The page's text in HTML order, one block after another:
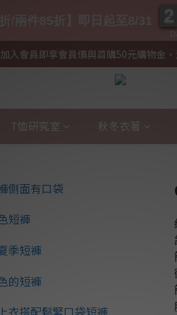
加入會員即享會員價與首購50元購物金
T恤研究室 秋冬衣著
2
2
2
2